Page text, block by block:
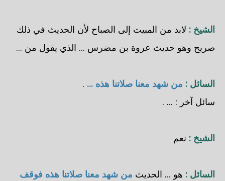
الشيخ : لابد من المبيت إلى الصباح لأن الحديث في ذلك
صريح وهو حديث عروة بن مضرس ... الذي يقول من ...
السائل : من شهد معنا صلاتنا هذه ... .
سائل آخر : ... .
الشيخ : نعم
السائل : هو ... الحديث من شهد معنا صلاتنا هذه فوقف